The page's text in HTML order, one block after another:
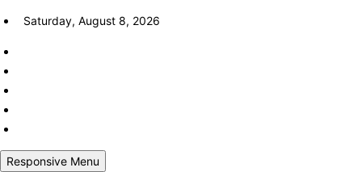
Skip
content
Saturday, August 8, 2026
Responsive Menu